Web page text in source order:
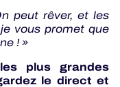
peut rêver, et les
vous promet que
! »
plus grandes
le direct et